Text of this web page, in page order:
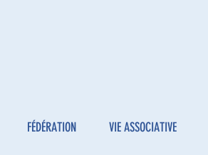
FÉDÉRATION VIE ASSOCIATIVE